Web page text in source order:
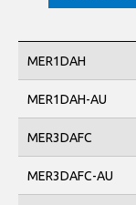
MER1DAH
MER1DAH-AU
MER3DAFC
MER3DAFC-AU